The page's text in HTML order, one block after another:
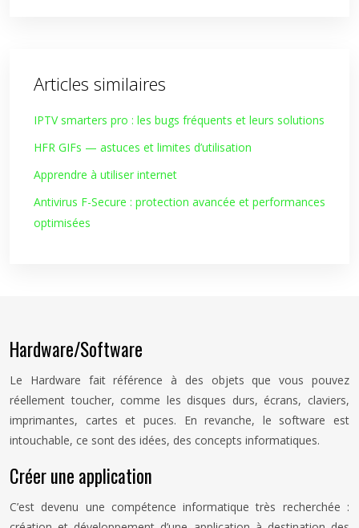
Articles similaires
IPTV smarters pro : les bugs fréquents et leurs solutions
HFR GIFs — astuces et limites d’utilisation
Apprendre à utiliser internet
Antivirus F-Secure : protection avancée et performances
optimisées
Hardware/Software
Le Hardware fait référence à des objets que vous pouvez
réellement toucher, comme les disques durs, écrans, claviers,
imprimantes, cartes et puces. En revanche, le software est
intouchable, ce sont des idées, des concepts informatiques.
Créer une application
C’est devenu une compétence informatique très recherchée :